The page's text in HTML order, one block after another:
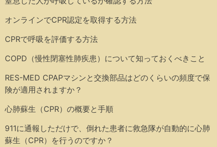
オンラインでCPR認定を取得する方法
CPRで呼吸を評価する方法
COPD（慢性閉塞性肺疾患）について知っておくべきこと
RES-MED CPAPマシンと交換部品はどのくらいの頻度で保
険が適用されますか？
心肺蘇生（CPR）の概要と手順
911に通報しただけで、倒れた患者に救急隊が自動的に心肺
蘇生（CPR）を行うのですか？